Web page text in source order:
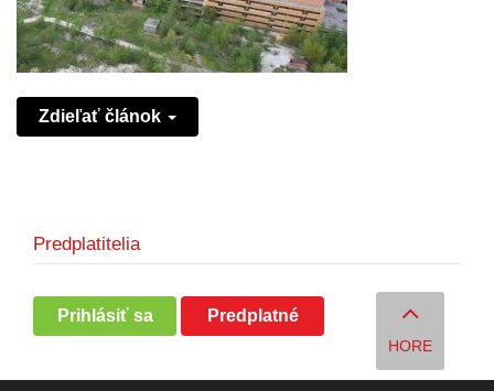
Zdieľať článok
Predplatitelia
Prihlásiť sa Predplatné
HORE